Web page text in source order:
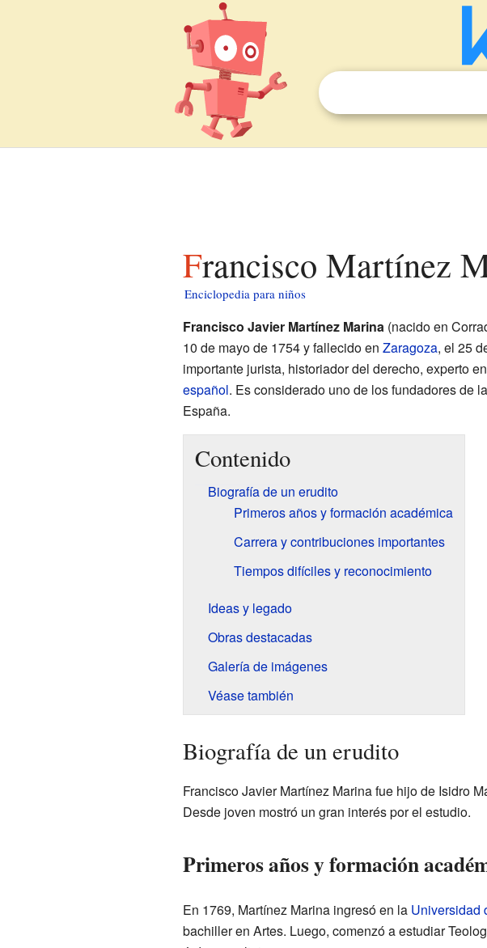
Francisco Martínez
Enciclopedia para niños
Francisco Javier Martínez Marina(nacido en
10 de mayo de 1754 y fallecido en Zaragoza, el 25
importante jurista, historiador del derecho, experto
español. Es considerado uno de los fundadores de
España.
Contenido
Biografía de un erudito
Primeros años y formación académica
Carrera y contribuciones importantes
Tiempos difíciles y reconocimiento
Ideas y legado
Obras destacadas
Galería de imágenes
Véase también
Biografía de un erudito
Francisco Javier Martínez Marina fue hijo de Isidro
Desde joven mostró un gran interés por el estudio.
Primeros años y formación
En 1769, Martínez Marina ingresó en la Universidad
bachiller en Artes. Luego, comenzó a estudiar